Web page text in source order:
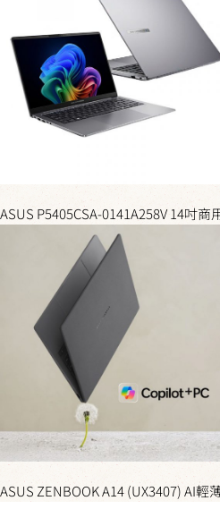
ASUS P5405CSA-0141A258V 14吋商
ASUS ZENBOOK A14 (UX3407) AI輕